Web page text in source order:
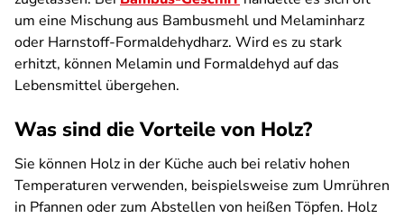
um eine Mischung aus Bambusmehl und Melaminharz
oder Harnstoff-Formaldehydharz. Wird es zu stark
erhitzt, können Melamin und Formaldehyd auf das
Lebensmittel übergehen.
Was sind die Vorteile von Holz?
Sie können Holz in der Küche auch bei relativ hohen
Temperaturen verwenden, beispielsweise zum Umrühren
in Pfannen oder zum Abstellen von heißen Töpfen. Holz